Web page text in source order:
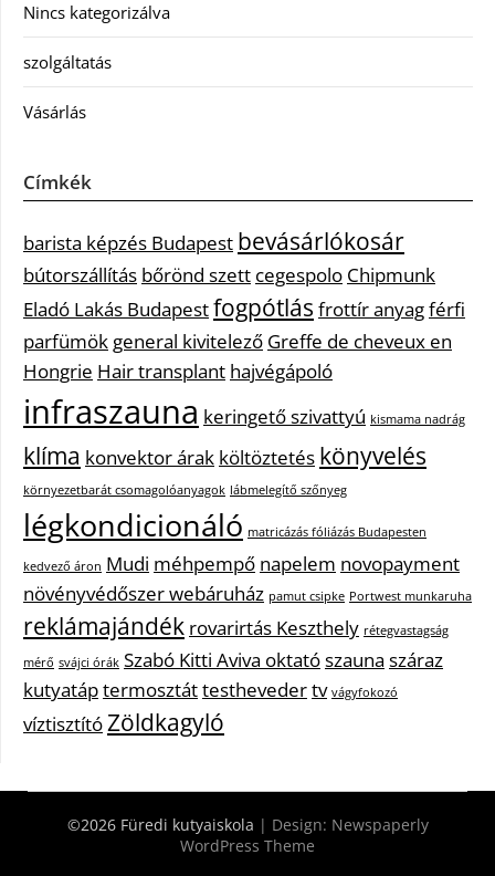
Nincs kategorizálva
szolgáltatás
Vásárlás
Címkék
barista képzés Budapest bevásárlókosár
bútorszállítás bőrönd szett cegespolo Chipmunk
Eladó Lakás Budapestfogpótlás frottír anyagférfi
parfümök general kivitelező Greffe de cheveux en
Hongrie Hair transplant hajvégápoló
infraszauna keringető szivattyú kismama nadrág
klíma konvektor árak költöztetés könyvelés
környezetbarát csomagolóanyagok lábmelegítő szőnyeg
légkondicionáló matricázás fóliázás Budapesten
kedvező áron Mudi méhpempő napelem novopayment
növényvédőszer webáruház pamut csipke Portwest munkaruha
reklámajándék rovarirtás Keszthely rétegvastagság
mérő svájci órák Szabó Kitti Aviva oktatószauna száraz
kutyatáptermosztáttesthevedertv vágyfokozó
víztisztítóZöldkagyló
©2026 Füredi kutyaiskola | Design: Newspaperly
WordPress Theme